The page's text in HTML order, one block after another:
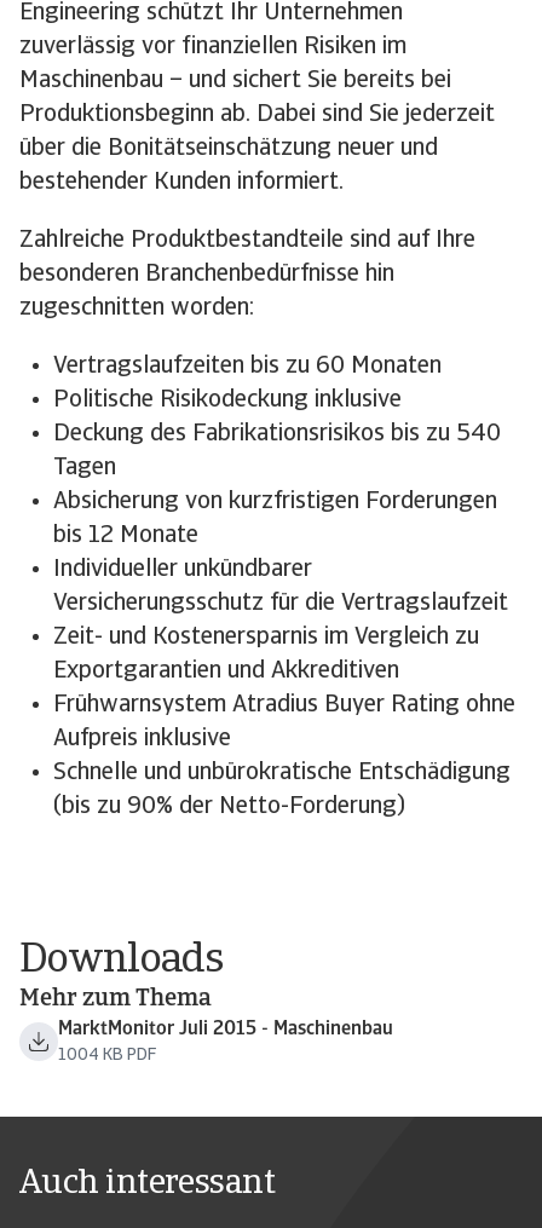
Engineering schützt Ihr Unternehmen
zuverlässig vor finanziellen Risiken im
Maschinenbau – und sichert Sie bereits bei
Produktionsbeginn ab. Dabei sind Sie jederzeit
über die Bonitätseinschätzung neuer und
bestehender Kunden informiert.
Zahlreiche Produktbestandteile sind auf Ihre
besonderen Branchenbedürfnisse hin
zugeschnitten worden:
Vertragslaufzeiten bis zu 60 Monaten
Politische Risikodeckung inklusive
Deckung des Fabrikationsrisikos bis zu 540
Tagen
Absicherung von kurzfristigen Forderungen
bis 12 Monate
Individueller unkündbarer
Versicherungsschutz für die Vertragslaufzeit
Zeit- und Kostenersparnis im Vergleich zu
Exportgarantien und Akkreditiven
Frühwarnsystem Atradius Buyer Rating ohne
Aufpreis inklusive
Schnelle und unbürokratische Entschädigung
(bis zu 90% der Netto-Forderung)
Downloads
Mehr zum Thema
MarktMonitor Juli 2015 - Maschinenbau
1004 KB PDF
Auch interessant